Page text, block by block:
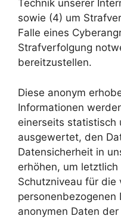
Technik unserer
sowie (4) um
Falle eines
Strafverfolgung
bereitzustellen.
Diese anonym
Informationen
einerseits statistisch
ausgewertet, den
Datensicherheit in
erhöhen, um
Schutzniveau für die
personenbezogenen
anonymen Daten